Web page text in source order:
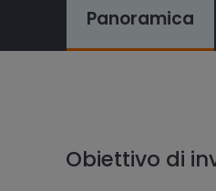
Panoramica
Obiettivo di